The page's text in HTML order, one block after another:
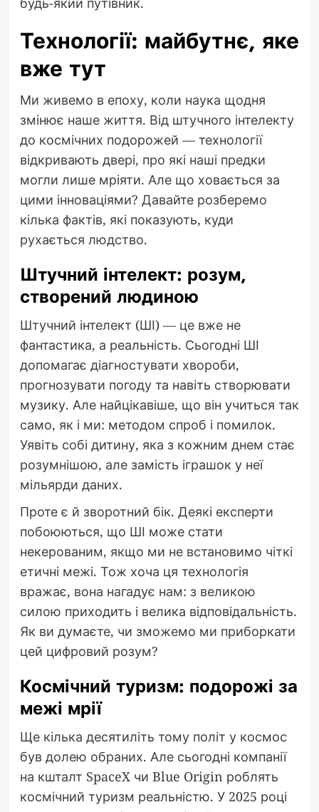
Технології: майбутнє, яке
вже тут
Ми живемо в епоху, коли наука щодня
змінює наше життя. Від штучного інтелекту
до космічних подорожей — технології
відкривають двері, про які наші предки
могли лише мріяти. Але що ховається за
цими інноваціями? Давайте розберемо
кілька фактів, які показують, куди
рухається людство.
Штучний інтелект: розум,
створений людиною
Штучний інтелект (ШІ) — це вже не
фантастика, а реальність. Сьогодні ШІ
допомагає діагностувати хвороби,
прогнозувати погоду та навіть створювати
музику. Але найцікавіше, що він учиться так
само, як і ми: методом спроб і помилок.
Уявіть собі дитину, яка з кожним днем стає
розумнішою, але замість іграшок у неї
мільярди даних.
Проте є й зворотний бік. Деякі експерти
побоюються, що ШІ може стати
некерованим, якщо ми не встановимо чіткі
етичні межі. Тож хоча ця технологія
вражає, вона нагадує нам: з великою
силою приходить і велика відповідальність.
Як ви думаєте, чи зможемо ми приборкати
цей цифровий розум?
Космічний туризм: подорожі за
межі мрії
Ще кілька десятиліть тому політ у космос
був долею обраних. Але сьогодні компанії
на кшталт SpaceX чи Blue Origin роблять
космічний туризм реальністю. У 2025 році